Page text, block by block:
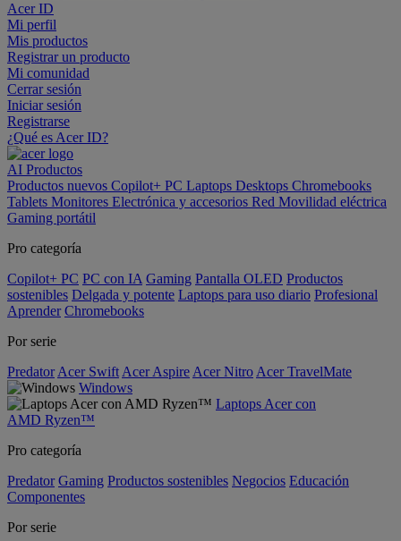
Acer ID
Mi perfil
Mis productos
Registrar un producto
Mi comunidad
Cerrar sesión
Iniciar sesión
Registrarse
¿Qué es Acer ID?
AI Productos
Productos nuevos Copilot+ PC Laptops Desktops Chromebooks
Tablets Monitores Electrónica y accesorios Red Movilidad eléctrica
Gaming portátil
Pro categoría
Copilot+ PC PC con IA Gaming Pantalla OLED Productos
sostenibles Delgada y potente Laptops para uso diario Profesional
Aprender Chromebooks
Por serie
Predator Acer Swift Acer Aspire Acer Nitro Acer TravelMate
Windows
Laptops Acer con
AMD Ryzen™
Pro categoría
Predator Gaming Productos sostenibles Negocios Educación
Componentes
Por serie